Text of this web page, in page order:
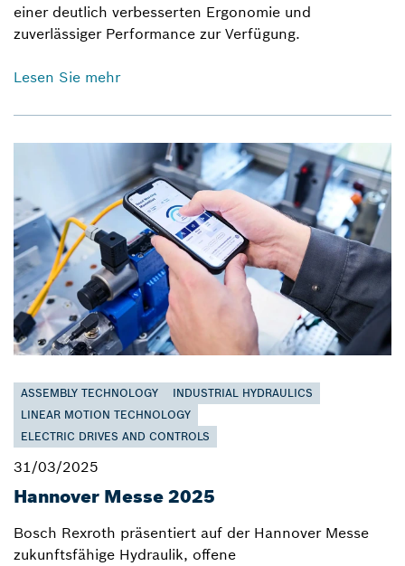
einer deutlich verbesserten Ergonomie und
zuverlässiger Performance zur Verfügung.
Lesen Sie mehr
ASSEMBLY TECHNOLOGY
INDUSTRIAL HYDRAULICS
LINEAR MOTION TECHNOLOGY
ELECTRIC DRIVES AND CONTROLS
31/03/2025
Hannover Messe 2025
Bosch Rexroth präsentiert auf der Hannover Messe
zukunftsfähige Hydraulik, offene